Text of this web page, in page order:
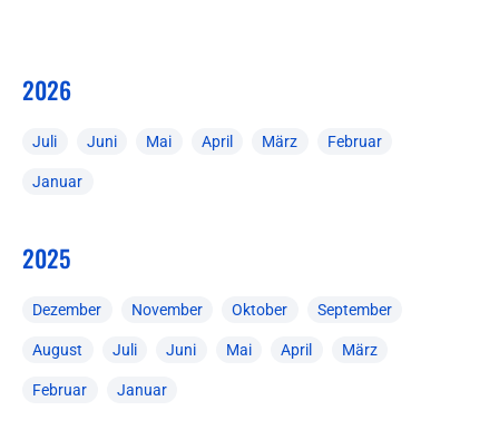
2026
Juli Juni Mai April März Februar
Januar
2025
Dezember November Oktober September
August Juli Juni Mai April März
Februar Januar